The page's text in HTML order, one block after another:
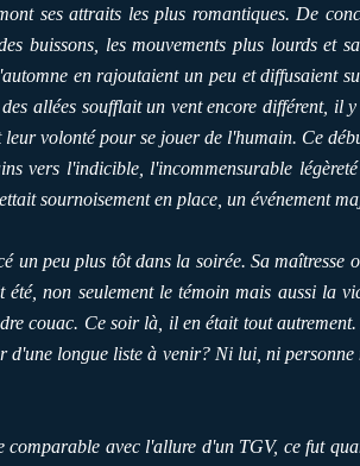
ses attraits les plus romantiques. De
buissons, les mouvements plus lourds et
en rajoutaient un peu et diffusaient
allées soufflait un vent encore différent, il
volonté pour se jouer de l'humain. Ce
vers l'indicible, l'incommensurable légèreté
sournoisement en place, un événement
un peu plus tôt dans la soirée. Sa maîtresse
non seulement le témoin mais aussi la
couac. Ce soir là, il en était tout
d'une longue liste à venir? Ni lui, ni personne
avec l'allure d'un TGV, ce fut